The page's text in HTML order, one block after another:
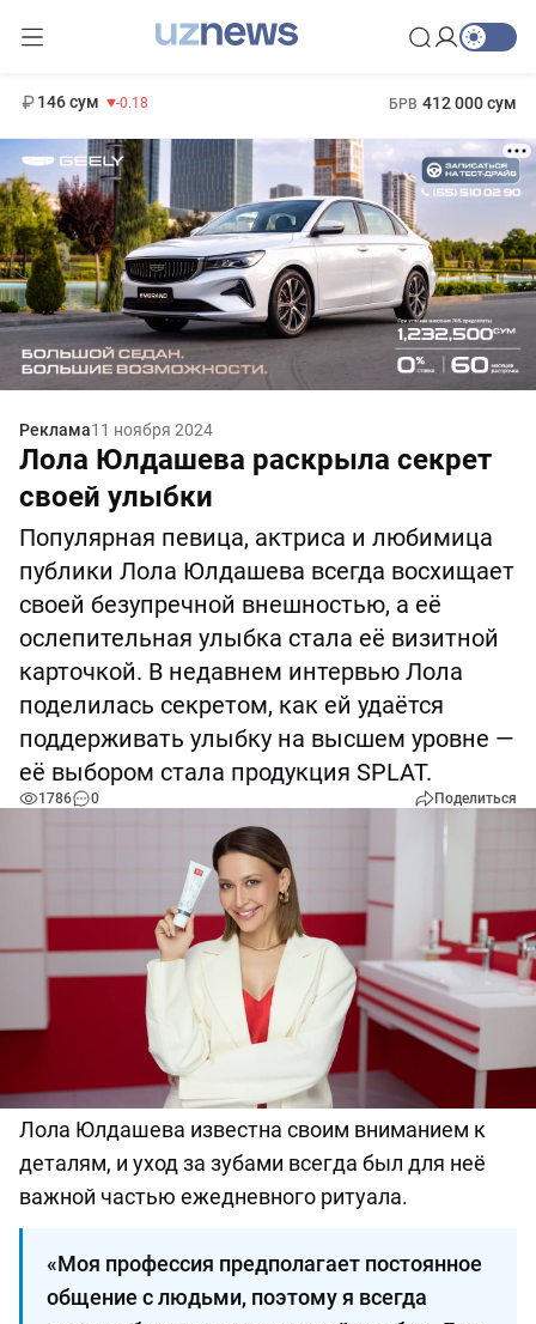
146 сум -0.18 БРВ 412 000 сум
Реклама11 ноября 2024
Лола Юлдашева раскрыла секрет
своей улыбки
Популярная певица, актриса и любимица
публики Лола Юлдашева всегда восхищает
своей безупречной внешностью, а её
ослепительная улыбка стала её визитной
карточкой. В недавнем интервью Лола
поделилась секретом, как ей удаётся
поддерживать улыбку на высшем уровне —
её выбором стала продукция SPLAT.
1786 0 Поделиться
Лола Юлдашева известна своим вниманием к
деталям, и уход за зубами всегда был для неё
важной частью ежедневного ритуала.
«Моя профессия предполагает постоянное
общение с людьми, поэтому я всегда